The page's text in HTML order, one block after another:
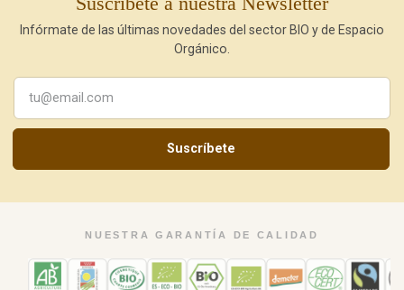
Infórmate de las últimas novedades del sector BIO y de Espacio
Orgánico.
Suscríbete
NUESTRA GARANTÍA DE CALIDAD